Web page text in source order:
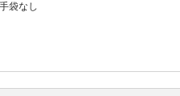
袋なし